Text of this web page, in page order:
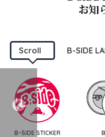
Scroll B-SIDE
B-SIDE STICKER